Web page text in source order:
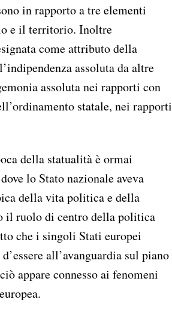
in rapporto a tre elementi
e il territorio. Inoltre
come attributo della
assoluta da altre
assoluta nei rapporti con
statale, nei rapporti
della statualità è ormai
lo Stato nazionale aveva
della vita politica e della
il ruolo di centro della politica
che i singoli Stati europei
all’avanguardia sul piano
appare connesso ai fenomeni